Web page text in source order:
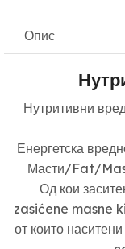
Опис
Нутритивни
Енергетска
Масти/Fat/
Од кои
zasićene masne
от които